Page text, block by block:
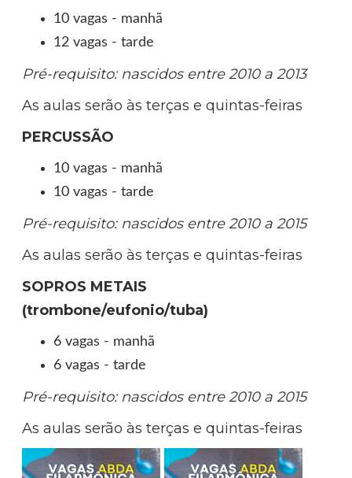
10 vagas - manhã
12 vagas - tarde
Pré-requisito: nascidos entre 2010 a 2013
As aulas serão às terças e quintas-feiras
PERCUSSÃO
10 vagas - manhã
10 vagas - tarde
Pré-requisito: nascidos entre 2010 a 2015
As aulas serão às terças e quintas-feiras
SOPROS METAIS
(trombone/eufonio/tuba)
6 vagas - manhã
6 vagas - tarde
Pré-requisito: nascidos entre 2010 a 2015
As aulas serão às terças e quintas-feiras